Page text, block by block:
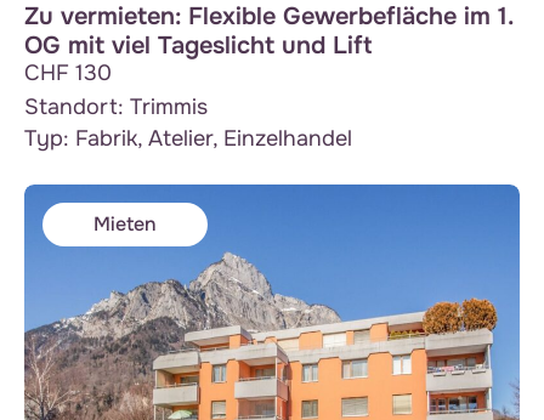
Zu vermieten: Flexible Gewerbefläche im 1.
OG mit viel Tageslicht und Lift
CHF 130
Standort: Trimmis
Typ: Fabrik, Atelier, Einzelhandel
Mieten